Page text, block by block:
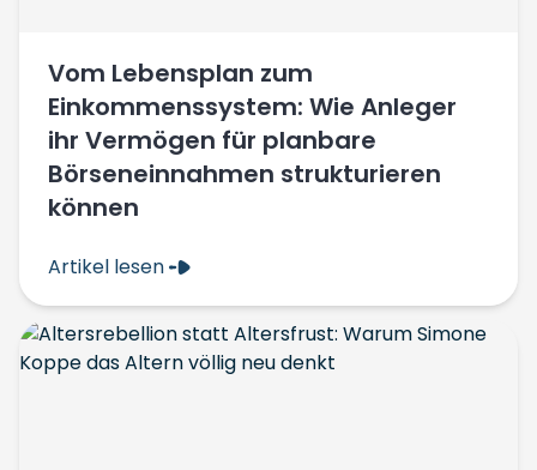
Vom Lebensplan zum
Einkommenssystem: Wie Anleger
ihr Vermögen für planbare
Börseneinnahmen strukturieren
können
Artikel lesen